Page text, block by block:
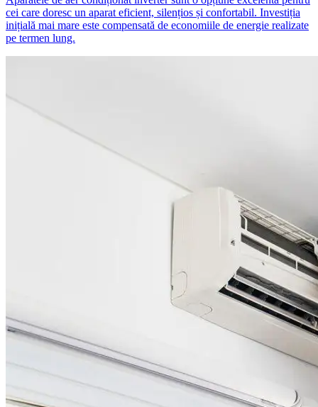
cei care doresc un aparat eficient, silențios și confortabil. Investiția
inițială mai mare este compensată de economiile de energie realizate
pe termen lung.